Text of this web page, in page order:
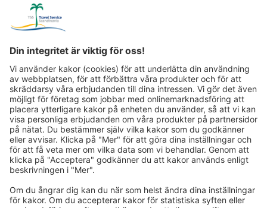
Under vår dagens upptäcktsfärd genom Famagusta beundrar vi
från utsidan den imponerande katedralen St. Nikolaus, ett känt
landmärke i staden, som av osmanerna döptes om till dagens
Lala Mustafa Pasha-moskén. Därefter upplever vi fascinerande,
flera hundra år gammal hantverkskonst i ett traditionellt
mattgalleri vid Famagustas hamn. Vi beundrar mattornas
mångfald och praktfulla färger. I anslutning beger vi oss till
miniatyrparken (inträde ingår) och gläder oss över de 15
viktigaste höjdpunkterna på hela ön i miniatyrformat. Vi
tillbringar de kommande fyra nätterna i det lugna Kyrenia-
området.
Dag 5:
skeppsmuseum
Få resepost via mejl med vårt nyhetsbrev: